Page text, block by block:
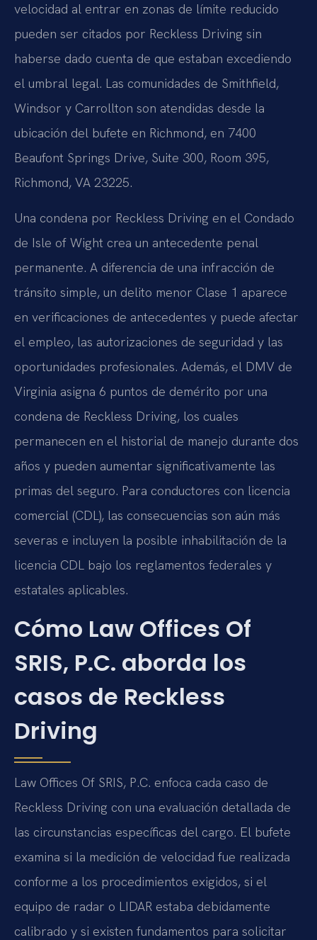
velocidad al entrar en zonas de límite reducido
pueden ser citados por Reckless Driving sin
haberse dado cuenta de que estaban excediendo
el umbral legal. Las comunidades de Smithfield,
Windsor y Carrollton son atendidas desde la
ubicación del bufete en Richmond, en 7400
Beaufont Springs Drive, Suite 300, Room 395,
Richmond, VA 23225.
Una condena por Reckless Driving en el Condado
de Isle of Wight crea un antecedente penal
permanente. A diferencia de una infracción de
tránsito simple, un delito menor Clase 1 aparece
en verificaciones de antecedentes y puede afectar
el empleo, las autorizaciones de seguridad y las
oportunidades profesionales. Además, el DMV de
Virginia asigna 6 puntos de demérito por una
condena de Reckless Driving, los cuales
permanecen en el historial de manejo durante dos
años y pueden aumentar significativamente las
primas del seguro. Para conductores con licencia
comercial (CDL), las consecuencias son aún más
severas e incluyen la posible inhabilitación de la
licencia CDL bajo los reglamentos federales y
estatales aplicables.
Cómo Law Offices Of
SRIS, P.C. aborda los
casos de Reckless
Driving
Law Offices Of SRIS, P.C. enfoca cada caso de
Reckless Driving con una evaluación detallada de
las circunstancias específicas del cargo. El bufete
examina si la medición de velocidad fue realizada
conforme a los procedimientos exigidos, si el
equipo de radar o LIDAR estaba debidamente
calibrado y si existen fundamentos para solicitar